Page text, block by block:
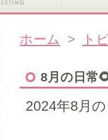
ホーム > ト
8月の日常
2024年8月の